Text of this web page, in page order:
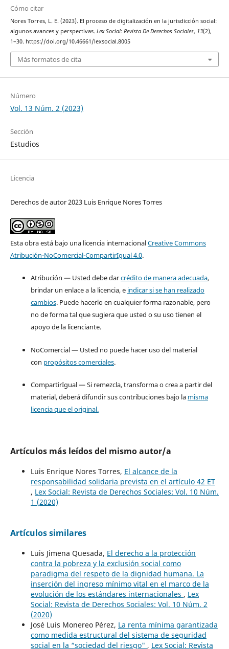
Cómo citar
Nores Torres, L. E. (2023). El proceso de digitalización en la jurisdicción social:
algunos avances y perspectivas. Lex Social: Revista De Derechos Sociales, 13(2),
1–30. https://doi.org/10.46661/lexsocial.8005
Más formatos de cita
Número
Vol. 13 Núm. 2 (2023)
Sección
Estudios
Licencia
Derechos de autor 2023 Luis Enrique Nores Torres
Esta obra está bajo una licencia internacionalCreative Commons
Atribución-NoComercial-CompartirIgual 4.0.
Atribución — Usted debe darcrédito de manera adecuada,
brindar un enlace a la licencia, e indicar si se han realizado
cambios. Puede hacerlo en cualquier forma razonable, pero
no de forma tal que sugiera que usted o su uso tienen el
apoyo de la licenciante.
NoComercial — Usted no puede hacer uso del material
con propósitos comerciales.
CompartirIgual — Si remezcla, transforma o crea a partir del
material, deberá difundir sus contribuciones bajo la misma
licencia que el original.
Artículos más leídos del mismo autor/a
Luis Enrique Nores Torres, El alcance de la
responsabilidad solidaria prevista en el artículo 42 ET
, Lex Social: Revista de Derechos Sociales: Vol. 10 Núm.
1 (2020)
Artículos similares
Luis Jimena Quesada, El derecho a la protección
contra la pobreza y la exclusión social como
paradigma del respeto de la dignidad humana. La
inserción del ingreso mínimo vital en el marco de la
evolución de los estándares internacionales , Lex
Social: Revista de Derechos Sociales: Vol. 10 Núm. 2
(2020)
José Luis Monereo Pérez, La renta mínima garantizada
como medida estructural del sistema de seguridad
social en la “sociedad del riesgo" , Lex Social: Revista